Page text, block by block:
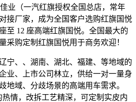
业（一汽红旗授权全国总店，常年
接厂家，成为全国客户选购红旗国悦
至 12 座高端红旗国悦。全国最大的
采购定制红旗国悦用于商务欢迎！
、、湖南、湖北、福建、等地域的
业、上市公司林立，供给一对一量身
地域、分歧场景的高端用车需求。
情，改拆工艺精深，可定制实皮内